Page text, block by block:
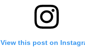
View this post on